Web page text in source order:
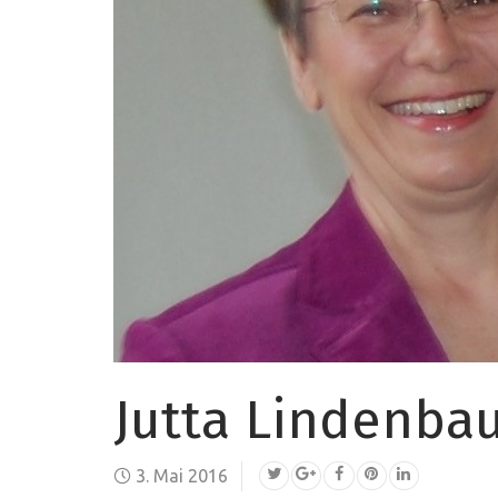
Jutta
3. Mai 2016